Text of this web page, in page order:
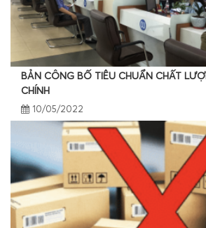
BẢN CÔNG BỐ TIÊU CHUẨN CHẤT
CHÍNH
10/05/2022